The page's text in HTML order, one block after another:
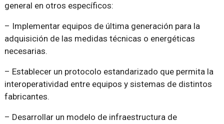
general en otros específicos:
– Implementar equipos de última generación para la
adquisición de las medidas técnicas o energéticas
necesarias.
– Establecer un protocolo estandarizado que permita la
interoperatividad entre equipos y sistemas de distintos
fabricantes.
– Desarrollar un modelo de infraestructura de